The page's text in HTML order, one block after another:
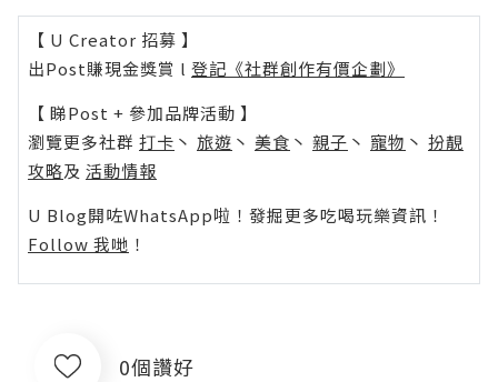
【 U Creator 招募 】
出Post賺現金獎賞 l 登記《社群創作有價企劃》
【 睇Post + 參加品牌活動 】
瀏覽更多社群 打卡 丶 旅遊 丶 美食 丶 親子 丶 寵物 丶 扮靚
攻略及 活動情報
U Blog開咗WhatsApp啦！發掘更多吃喝玩樂資訊！
Follow 我哋 ！
0個讚好